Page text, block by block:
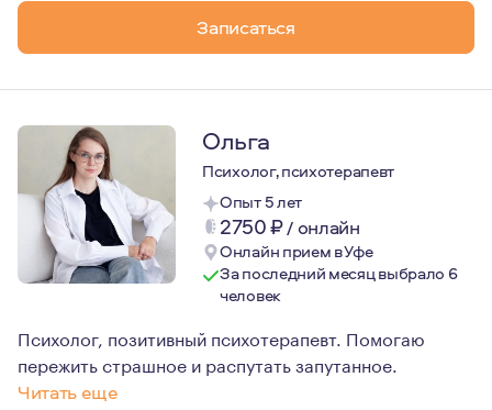
Записаться
Ольга
Психолог, психотерапевт
Опыт 5 лет
2750₽/ онлайн
Онлайн прием в Уфе
За последний месяц выбрало 6
человек
Психолог, позитивный психотерапевт. Помогаю
пережить страшное и распутать запутанное.
Читать еще